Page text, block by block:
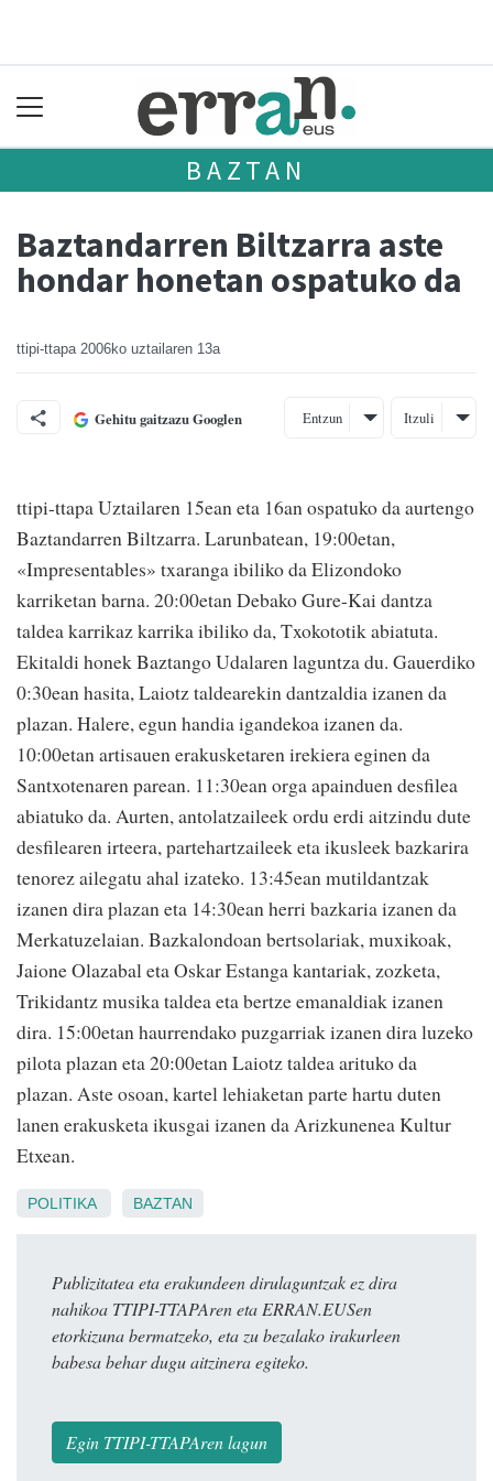
BAZTAN
Baztandarren Biltzarra aste
hondar honetan ospatuko da
ttipi-ttapa 2006ko uztailaren 13a
Gehitu gaitzazu Googlen Entzun Itzuli
ttipi-ttapa Uztailaren 15ean eta 16an ospatuko da aurtengo
Baztandarren Biltzarra. Larunbatean, 19:00etan,
«Impresentables» txaranga ibiliko da Elizondoko
karriketan barna. 20:00etan Debako Gure-Kai dantza
taldea karrikaz karrika ibiliko da, Txokototik abiatuta.
Ekitaldi honek Baztango Udalaren laguntza du. Gauerdiko
0:30ean hasita, Laiotz taldearekin dantzaldia izanen da
plazan. Halere, egun handia igandekoa izanen da.
10:00etan artisauen erakusketaren irekiera eginen da
Santxotenaren parean. 11:30ean orga apainduen desfilea
abiatuko da. Aurten, antolatzaileek ordu erdi aitzindu dute
desfilearen irteera, partehartzaileek eta ikusleek bazkarira
tenorez ailegatu ahal izateko. 13:45ean mutildantzak
izanen dira plazan eta 14:30ean herri bazkaria izanen da
Merkatuzelaian. Bazkalondoan bertsolariak, muxikoak,
Jaione Olazabal eta Oskar Estanga kantariak, zozketa,
Trikidantz musika taldea eta bertze emanaldiak izanen
dira. 15:00etan haurrendako puzgarriak izanen dira luzeko
pilota plazan eta 20:00etan Laiotz taldea arituko da
plazan. Aste osoan, kartel lehiaketan parte hartu duten
lanen erakusketa ikusgai izanen da Arizkunenea Kultur
Etxean.
POLITIKA BAZTAN
Publizitatea eta erakundeen dirulaguntzak ez dira
nahikoa TTIPI-TTAPAren eta ERRAN.EUSen
etorkizuna bermatzeko, eta zu bezalako irakurleen
babesa behar dugu aitzinera egiteko.
Egin TTIPI-TTAPAren lagun